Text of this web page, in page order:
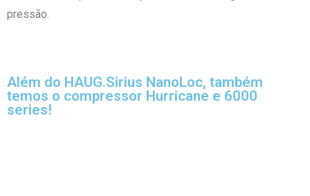
pressão.
Além do HAUG.Sirius NanoLoc, também
temos o compressor Hurricane e 6000
series!